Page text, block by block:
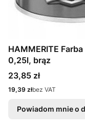
HAMMERITE
0,25l, brąz
Cena
23,85 zł
Cena
19,39 złbez VAT
Powiadom mnie o